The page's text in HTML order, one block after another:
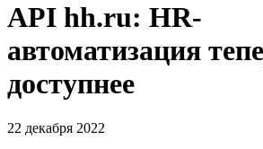
API hh.ru: HR-
автоматизация
доступнее
22 декабря 2022